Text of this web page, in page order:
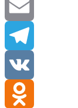
Twitter
Email
Telegram
VK